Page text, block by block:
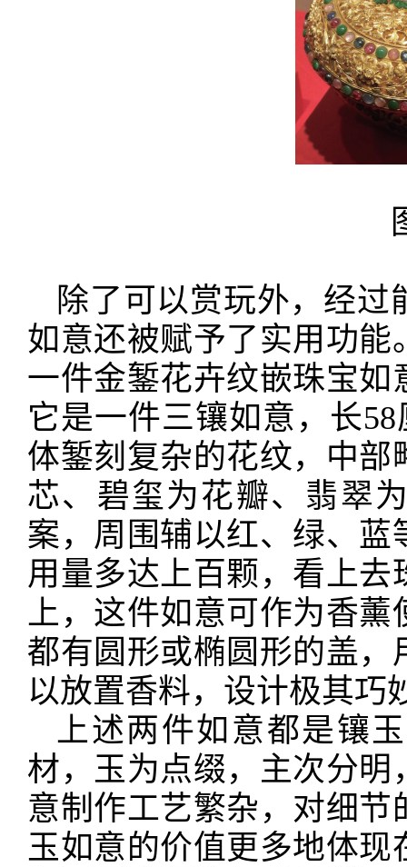
除了可以赏玩外，经
如意还被赋予了实用功
一件金錾花卉纹嵌珠宝如
它是一件三镶如意，长
体錾刻复杂的花纹，中
芯、碧玺为花瓣、翡翠
案，周围辅以红、绿、
用量多达上百颗，看上
上，这件如意可作为香
都有圆形或椭圆形的盖
以放置香料，设计极其巧
上述两件如意都是镶
材，玉为点缀，主次分
意制作工艺繁杂，对细
玉如意的价值更多地体